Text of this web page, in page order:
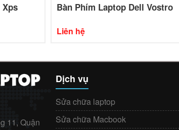
Bàn Phím Laptop Dell Vostro
Liên hệ
11, Quận
Dịch vụ
Sửa chữa laptop
Sửa chữa Macbook